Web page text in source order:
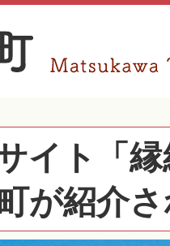
イト「
が紹介